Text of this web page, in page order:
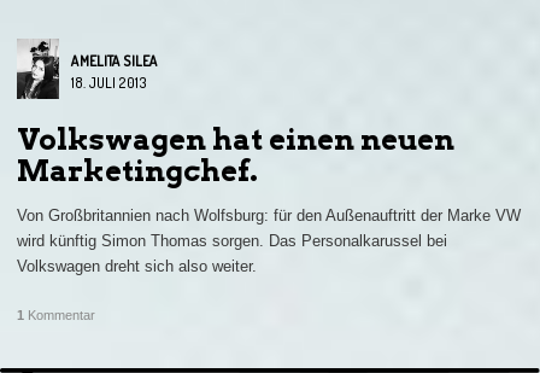
AMELITA SILEA
18. JULI 2013
Volkswagen hat einen neuen
Marketingchef.
Von Großbritannien nach Wolfsburg: für den Außenauftritt der Marke VW
wird künftig Simon Thomas sorgen. Das Personalkarussel bei
Volkswagen dreht sich also weiter.
1 Kommentar